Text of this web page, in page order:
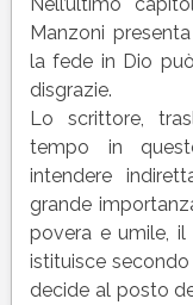
Manzoni
la fede in Dio
disgrazie.
Lo scrittore,
tempo in
intendere
grande
povera e umile,
istituisce
decide al posto